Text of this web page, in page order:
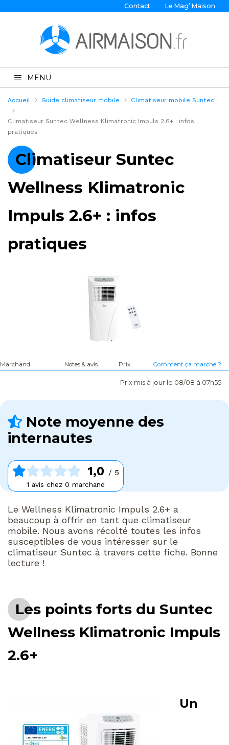
Contact Le Mag’ Maison
MENU
Accueil Guide climatiseur mobile Climatiseur mobile Suntec
Climatiseur Suntec Wellness Klimatronic Impuls 2.6+ : infos
pratiques
Climatiseur Suntec
Wellness Klimatronic
Impuls 2.6+ : infos
pratiques
Marchand Notes & avis Prix Comment ça marche ?
Prix mis à jour le 08/08 à 07h55
Note moyenne des
internautes
1,0 / 5
1 avis chez 0 marchand
Le Wellness Klimatronic Impuls 2.6+ a
beaucoup à offrir en tant que climatiseur
mobile. Nous avons récolté toutes les infos
susceptibles de vous intéresser sur le
climatiseur Suntec à travers cette fiche. Bonne
lecture !
Les points forts du Suntec
Wellness Klimatronic Impuls
2.6+
Un